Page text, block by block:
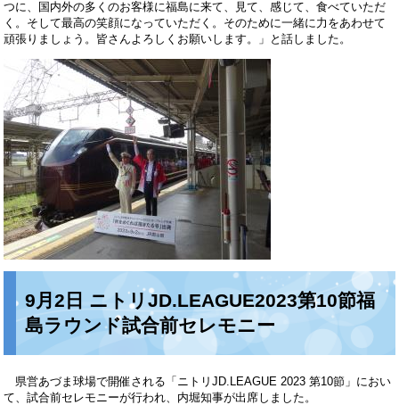
つに、国内外の多くのお客様に福島に来て、見て、感じて、食べていただ
く。そして最高の笑顔になっていただく。そのために一緒に力をあわせて
頑張りましょう。皆さんよろしくお願いします。」と話しました。
9月2日 ニトリJD.LEAGUE2023第10節福
島ラウンド試合前セレモニー
県営あづま球場で開催される「ニトリJD.LEAGUE 2023 第10節」におい
て、試合前セレモニーが行われ、内堀知事が出席しました。